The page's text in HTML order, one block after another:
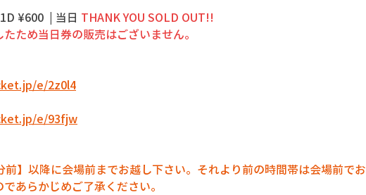
¥600  | 当日 THANK YOU SOLD OUT!!
ため当日券の販売はございません。
e/2z0l4
e/93fjw
前】以降に会場前までお越し下さい。それより前の時間帯は会場前でお
あらかじめご了承ください。